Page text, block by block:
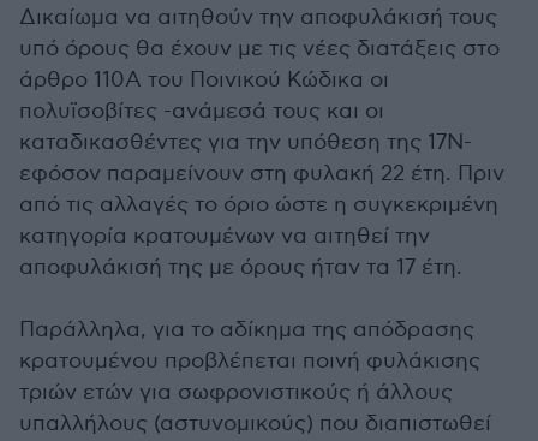
Δικαίωμα να αιτηθούν την αποφυλάκισή τους
υπό όρους θα έχουν με τις νέες διατάξεις στο
άρθρο 110Α του Ποινικού Κώδικα οι
πολυϊσοβίτες -ανάμεσά τους και οι
καταδικασθέντες για την υπόθεση της 17Ν-
εφόσον παραμείνουν στη φυλακή 22 έτη. Πριν
από τις αλλαγές το όριο ώστε η συγκεκριμένη
κατηγορία κρατουμένων να αιτηθεί την
αποφυλάκισή της με όρους ήταν τα 17 έτη.
Παράλληλα, για το αδίκημα της απόδρασης
κρατουμένου προβλέπεται ποινή φυλάκισης
τριών ετών για σωφρονιστικούς ή άλλους
υπαλλήλους (αστυνομικούς) που διαπιστωθεί